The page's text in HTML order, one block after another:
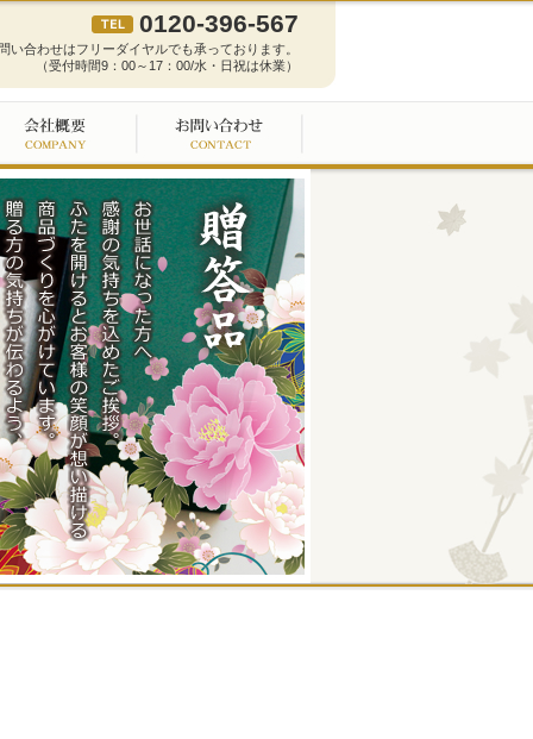
0120-396-567
い合わせはフリーダイヤルでも承っております。
（受付時間9：00～17：00/水・日祝は休業）